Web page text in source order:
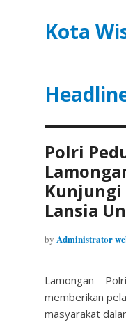
Kota
Polri
Kunjungi
Lansia
by Administrator
Lamongan –
memberikan
masyarakat